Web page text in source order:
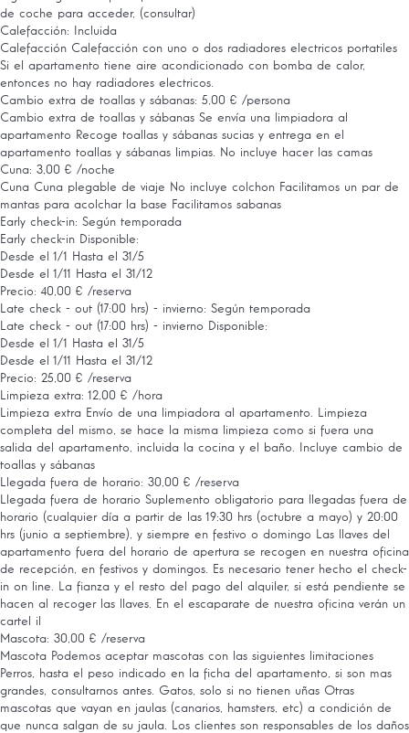
de coche para acceder, (consultar)
Calefacción: Incluida
Calefacción Calefacción con uno o dos radiadores electricos portatiles
Si el apartamento tiene aire acondicionado con bomba de calor,
entonces no hay radiadores electricos.
Cambio extra de toallas y sábanas: 5,00 € /persona
Cambio extra de toallas y sábanas Se envía una limpiadora al
apartamento Recoge toallas y sábanas sucias y entrega en el
apartamento toallas y sábanas limpias. No incluye hacer las camas
Cuna: 3,00 € /noche
Cuna Cuna plegable de viaje No incluye colchon Facilitamos un par de
mantas para acolchar la base Facilitamos sabanas
Early check-in: Según temporada
Early check-in Disponible:
Desde el 1/1 Hasta el 31/5
Desde el 1/11 Hasta el 31/12
Precio: 40,00 € /reserva
Late check - out (17:00 hrs) - invierno: Según temporada
Late check - out (17:00 hrs) - invierno Disponible:
Desde el 1/1 Hasta el 31/5
Desde el 1/11 Hasta el 31/12
Precio: 25,00 € /reserva
Limpieza extra: 12,00 € /hora
Limpieza extra Envío de una limpiadora al apartamento. Limpieza
completa del mismo, se hace la misma limpieza como si fuera una
salida del apartamento, incluida la cocina y el baño. Incluye cambio de
toallas y sábanas
Llegada fuera de horario: 30,00 € /reserva
Llegada fuera de horario Suplemento obligatorio para llegadas fuera de
horario (cualquier día a partir de las 19:30 hrs (octubre a mayo) y 20:00
hrs (junio a septiembre), y siempre en festivo o domingo Las llaves del
apartamento fuera del horario de apertura se recogen en nuestra oficina
de recepción, en festivos y domingos. Es necesario tener hecho el check-
in on line. La fianza y el resto del pago del alquiler, si está pendiente se
hacen al recoger las llaves. En el escaparate de nuestra oficina verán un
cartel il
Mascota: 30,00 € /reserva
Mascota Podemos aceptar mascotas con las siguientes limitaciones
Perros, hasta el peso indicado en la ficha del apartamento, si son mas
grandes, consultarnos antes. Gatos, solo si no tienen uñas Otras
mascotas que vayan en jaulas (canarios, hamsters, etc) a condición de
que nunca salgan de su jaula. Los clientes son responsables de los daños